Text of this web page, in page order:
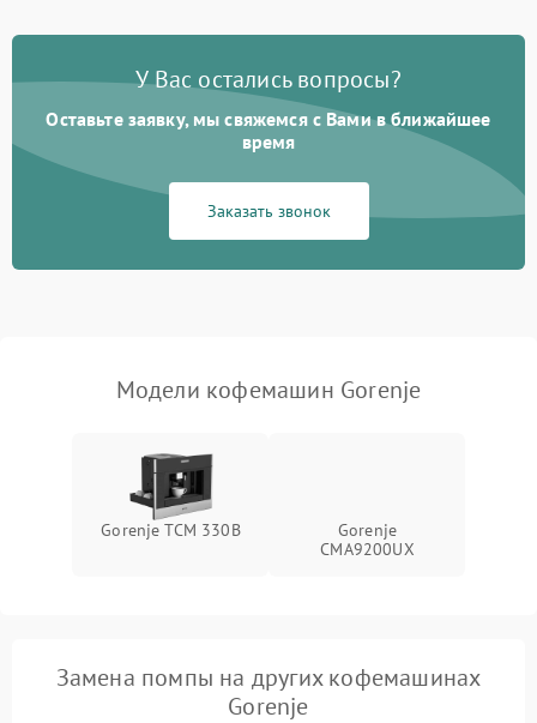
Постоянные сбои в работе 1500 ₽ Подробнее →
У Вас остались вопросы?
Оставьте заявку, мы свяжемся с Вами в ближайшее
время
Заказать звонок
Модели кофемашин Gorenje
Gorenje TCM 330B
Gorenje
CMA9200UX
Замена помпы на других кофемашинах
Gorenje